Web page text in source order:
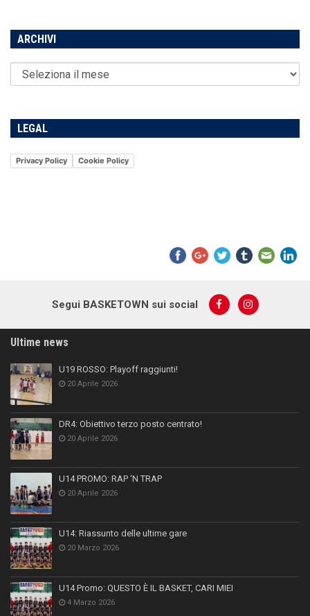
ARCHIVI
LEGAL
Privacy Policy Cookie Policy
Segui BASKETOWN sui social
Ultime news
U19 ROSSO: Playoff raggiunti!
20 Aprile 2026
DR4: Obiettivo terzo posto centrato!
20 Aprile 2026
U14 PROMO: RAP ‘N TRAP
20 Aprile 2026
U14: Riassunto delle ultime gare
20 Marzo 2026
U14 Promo: QUESTO È IL BASKET, CARI MIEI
4 Marzo 2026